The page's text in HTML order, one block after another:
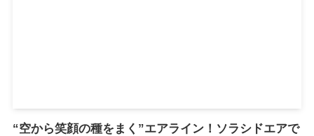
“空から笑顔の種をまく”エアライン！ソラシドエアで